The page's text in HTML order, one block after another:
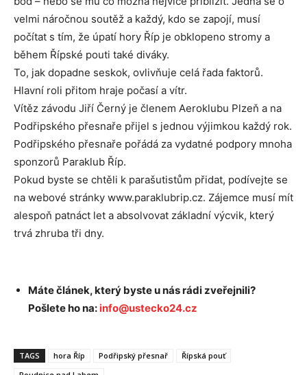
velmi náročnou soutěž a každý, kdo se zapojí, musí
počítat s tím, že úpatí hory Říp je obklopeno stromy a
během Řípské pouti také diváky.
To, jak dopadne seskok, ovlivňuje celá řada faktorů.
Hlavní roli přitom hraje počasí a vítr.
Vítěz závodu Jiří Černý je členem Aeroklubu Plzeň a na
Podřipského přesnaře přijel s jednou výjimkou každý rok.
Podřipského přesnaře pořádá za vydatné podpory mnoha
sponzorů Paraklub Říp.
Pokud byste se chtěli k parašutistům přidat, podívejte se
na webové stránky www.paraklubrip.cz. Zájemce musí mít
alespoň patnáct let a absolvovat základní výcvik, který
trvá zhruba tři dny.
Máte článek, který byste u nás rádi zveřejnili?
Pošlete ho na: info@ustecko24.cz
TAGS hora Říp Podřipský přesnař
Řípská pouť